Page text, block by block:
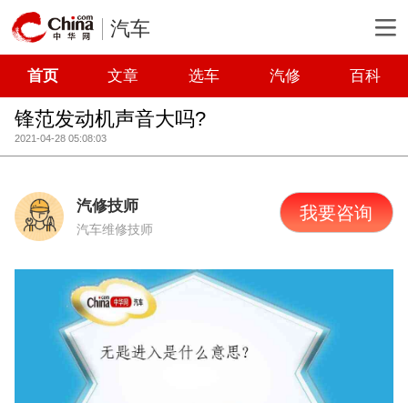
汽车
首页 文章 选车 汽修 百科
锋范发动机声音大吗?
2021-04-28 05:08:03
汽修技师
汽车维修技师
我要咨询